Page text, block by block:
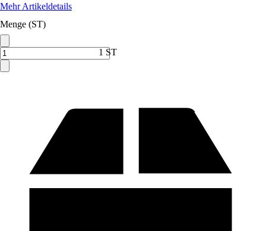
Mehr Artikeldetails
Menge (ST)
1 ST